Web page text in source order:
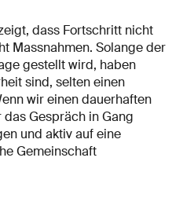
dass Fortschritt nicht
Massnahmen. Solange der
gestellt wird, haben
sind, selten einen
wir einen dauerhaften
Gespräch in Gang
und aktiv auf eine
Gemeinschaft